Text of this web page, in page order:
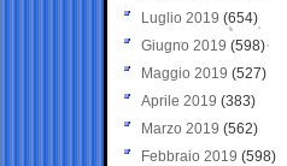
Luglio 2019 (654)
Giugno 2019 (598)
Maggio 2019 (527)
Aprile 2019 (383)
Marzo 2019 (562)
Febbraio 2019 (598)